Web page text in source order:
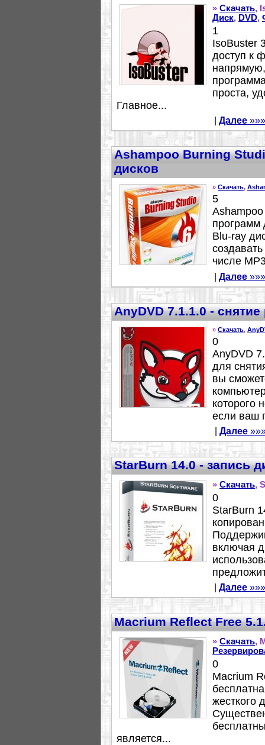
» Скачать,
Диск, DVD,
1
IsoBuster
доступ к
проста,
Главное...
Далее »»»
Ashampoo Burning
дисков
» Скачать,
5
программ
Blu-ray
числе
Далее »»»
AnyDVD 7.1.1.0 -
» Скачать,
0
AnyDVD
для
вы
которого
если ваш
Далее
StarBurn 14.0 - запись
» Скачать,
0
StarBurn
включая
Далее »»»
Macrium Reflect Free
» Скачать,
0
Macrium
жесткого
является...